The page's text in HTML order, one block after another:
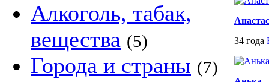
Алкоголь, табак,
вещества (5)
Города и страны (7)
34 года